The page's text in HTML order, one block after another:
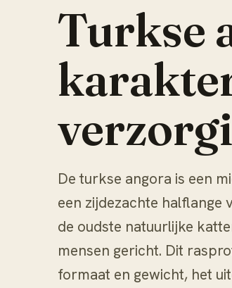
Turkse
De turkse angora is een
een zijdezachte halflange
de oudste natuurlijke
mensen gericht. Dit
formaat en gewicht, het